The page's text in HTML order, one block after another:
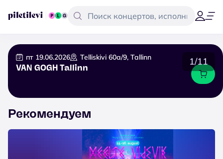
1/11
пт 19.06.2026 Telliskivi 60a/9, Tallinn
VAN GOGH Tallinn
Рекомендуем